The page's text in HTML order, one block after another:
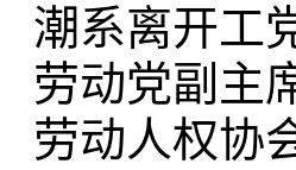
潮系离开工
劳动党副主
劳动人权协